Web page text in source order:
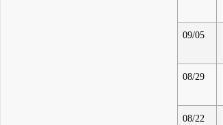
09/05
08/29
08/22